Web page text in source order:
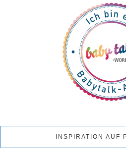
INSPIRATION AUF